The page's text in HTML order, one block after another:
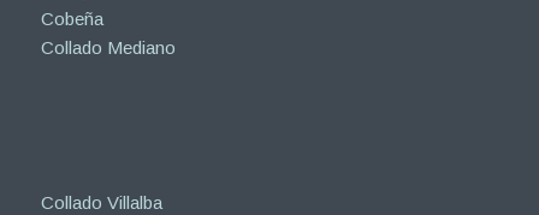
Cobeña
Collado Mediano
Collado Villalba